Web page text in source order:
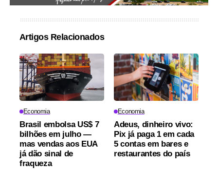
Artigos Relacionados
Economia
Brasil embolsa US$ 7
bilhões em julho —
mas vendas aos EUA
já dão sinal de
fraqueza
Economia
Adeus, dinheiro vivo:
Pix já paga 1 em cada
5 contas em bares e
restaurantes do país